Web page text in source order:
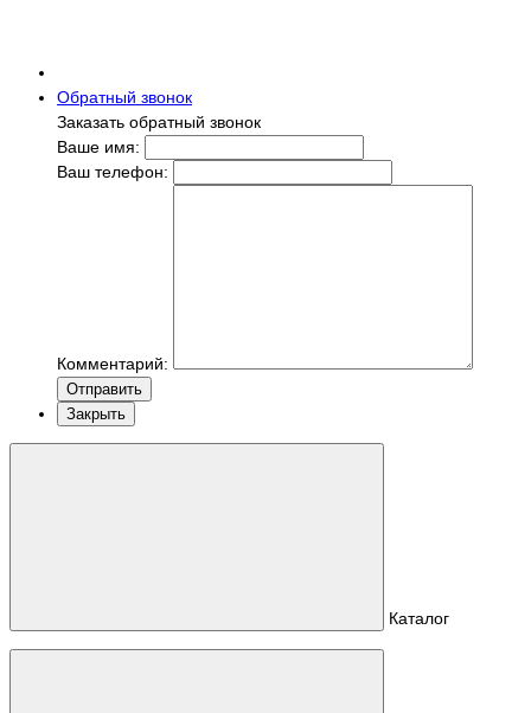
Обратный звонок
Заказать обратный звонок
Ваше имя:
Ваш телефон:
Комментарий:
Отправить
Закрыть
Каталог